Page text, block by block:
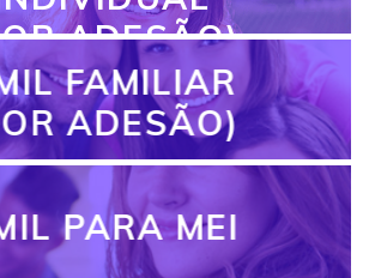
ADESÃO)
FAMILIAR
ADESÃO)
PARA MEI